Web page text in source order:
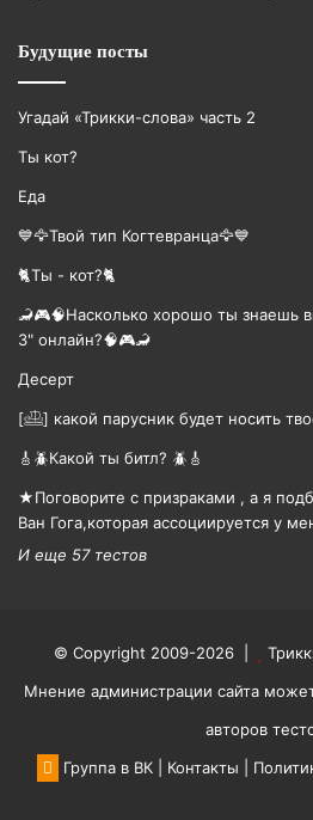
Будущие посты
Угадай «Трикки-слова» часть 2
Ты кот?
Еда
💙🦅Твой тип Когтевранца🦅💙
🐈Ты - кот?🐈
🦂🎮🧠Насколько хорошо ты знаешь
3" онлайн?🧠🎮🦂
Десерт
[𓊝] какой парусник будет носить
🎸🪲Какой ты битл? 🪲🎸
★Поговорите с призраками , а я
Ван Гога,которая ассоциируется у
И еще 57 тестов
© Copyright 2009-2026 |
Мнение администрации сайта
авторов
Группа в ВК
Контакты